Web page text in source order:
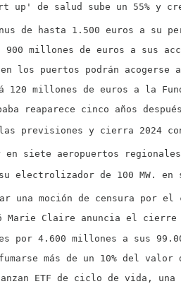
up' de salud sube un 55% y
de hasta 1.500 euros a su
900 millones de euros a sus
en los puertos podrán
120 millones de euros a la
reaparece cinco años
las previsiones y cierra 2024
en siete aeropuertos
electrolizador de 100 MW.
una moción de censura por el
Marie Claire anuncia el
por 4.600 millones a sus
más de un 10% del
lanzan ETF de ciclo de vida,